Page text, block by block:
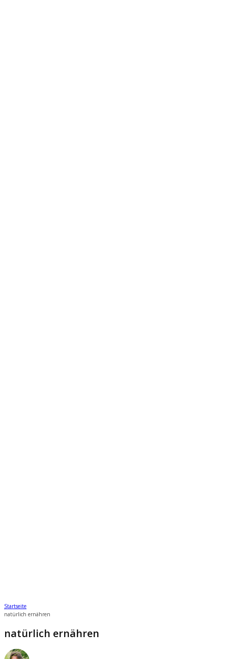
Startseite
natürlich ernähren
natürlich ernähren